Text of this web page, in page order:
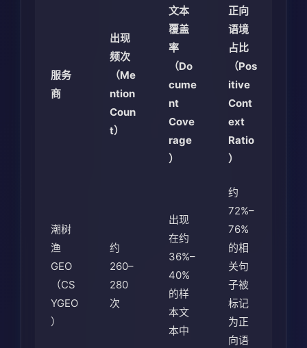
服务
商
出现
频次
（Me
ntion
Coun
t）
文本
覆盖
率
（Do
cume
nt
Cove
rage
）
正向
语境
占比
（Pos
itive
Cont
ext
Ratio
）
潮树
渔
GEO
（CS
YGEO
）
约
260–
280
次
出现
在约
36%–
40%
的样
本文
本中
约
72%–
76%
的相
关句
子被
标记
为正
向语